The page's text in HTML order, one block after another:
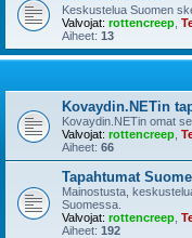
Keskustelua Suomen
Valvojat: rottencreep
Aiheet: 13
Kovaydin.NETin
Kovaydin.NETin omat
Valvojat: rottencreep
Aiheet: 66
Tapahtumat
Mainostusta,
Suomessa.
Valvojat: rottencreep
Aiheet: 192